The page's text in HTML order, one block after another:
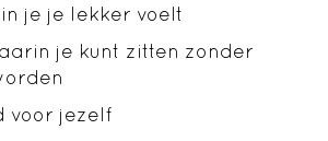
je je lekker voelt
je kunt zitten zonder
voor jezelf